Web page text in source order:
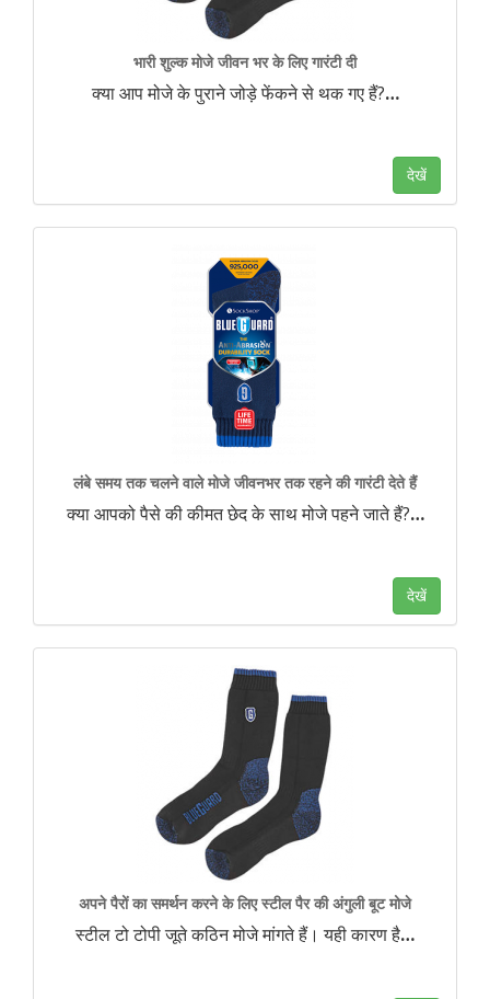
भारी शुल्क मोजे जीवन भर के लिए गारंटी दी
क्या आप मोजे के पुराने जोड़े फेंकने से थक गए हैं?…
देखें
लंबे समय तक चलने वाले मोजे जीवनभर तक रहने की गारंटी देते हैं
क्या आपको पैसे की कीमत छेद के साथ मोजे पहने जाते हैं?…
देखें
अपने पैरों का समर्थन करने के लिए स्टील पैर की अंगुली बूट मोजे
स्टील टो टोपी जूते कठिन मोजे मांगते हैं। यही कारण है…